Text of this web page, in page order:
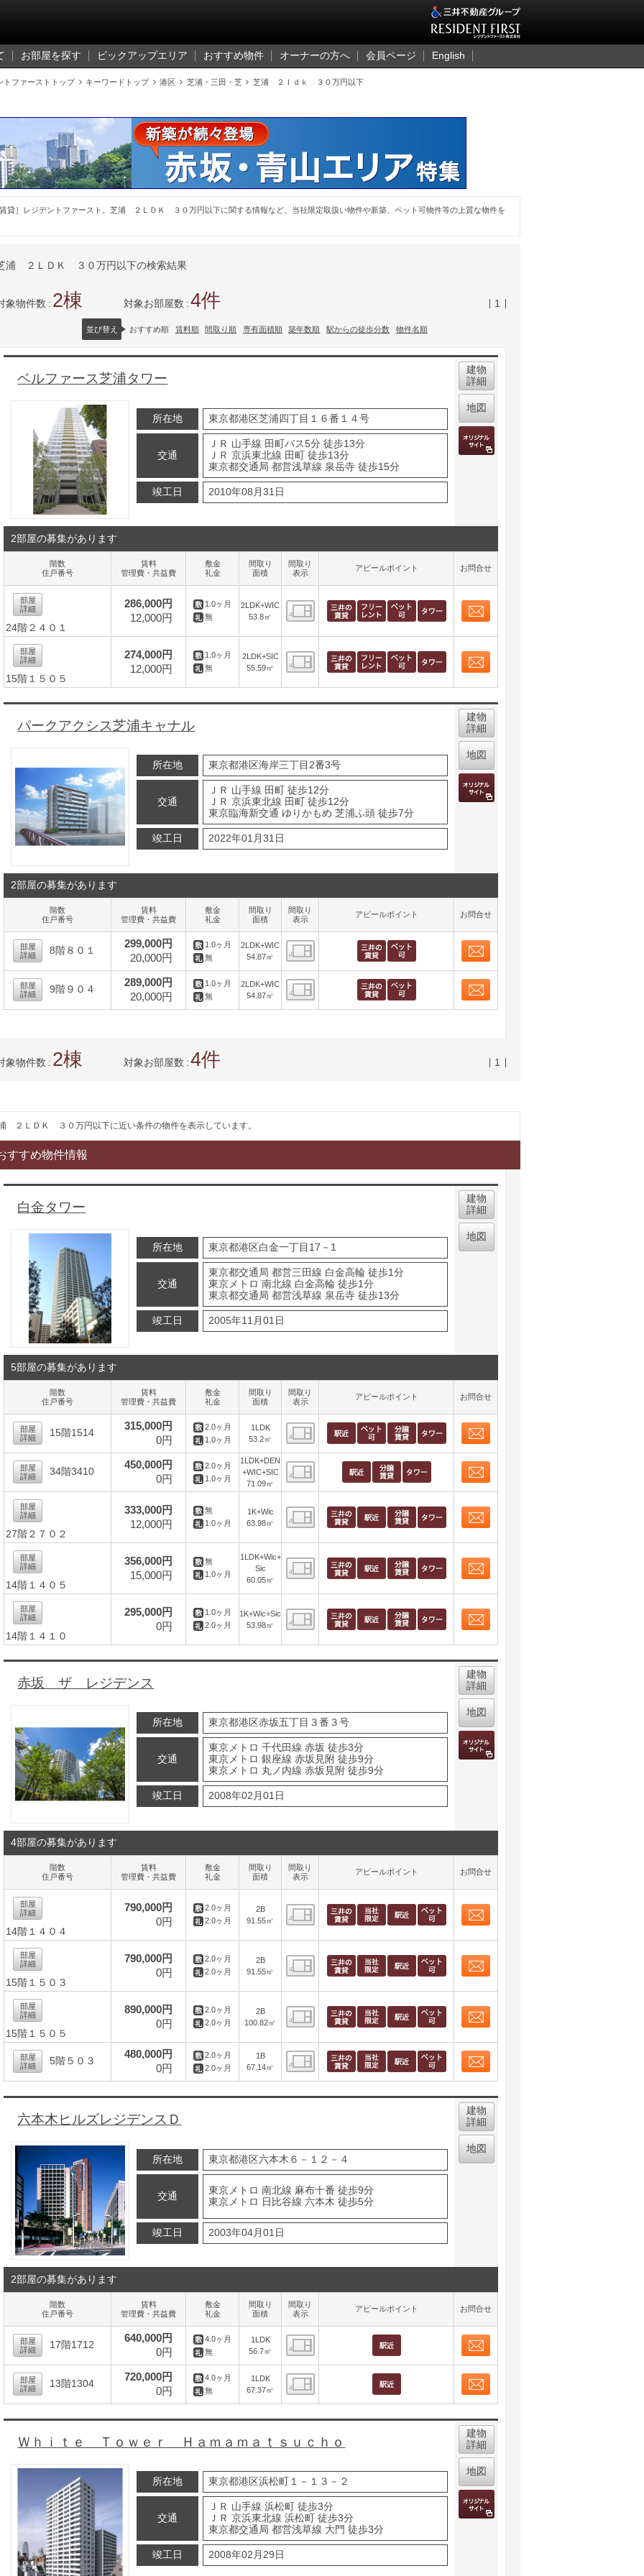
お部屋を探す ピックアップエリア おすすめ物件 オーナーの方へ 会員ページ English
トファーストトップ  キーワードトップ  港区  芝浦・三田・芝  芝浦 ２ｌｄｋ ３０万円以下
貸］レジデントファースト。芝浦 ２ＬＤＫ ３０万円以下に関する情報など、当社限定取扱い物件や新築、ペット可物件等の上質な物件を
浦 ２ＬＤＫ ３０万円以下の検索結果
象物件数 2 対象お部屋数 4 1
並び替え おすすめ順 賃料順 間取り順 専有面積順 築年数順 駅からの徒歩分数 物件名順
ベルファース芝浦タワー
所在地 東京都港区芝浦四丁目１６番１４号
交通
ＪＲ 山手線 田町バス5分 徒歩13分
ＪＲ 京浜東北線 田町 徒歩13分
東京都交通局 都営浅草線 泉岳寺 徒歩15分
竣工日 2010年08月31日
建物
詳細
地図
2部屋の募集があります
階数
住戸番号
賃料
管理費・共益費
敷金
礼金
間取り
面積
間取り
表示
アピールポイント お問合せ
部屋
詳細
24階２４０１
286,000円
12,000円
1.0ヶ月
無
2LDK+WIC
53.8㎡
部屋
詳細
15階１５０５
274,000円
12,000円
1.0ヶ月
無
2LDK+SIC
55.59㎡
パークアクシス芝浦キャナル
所在地 東京都港区海岸三丁目2番3号
交通
ＪＲ 山手線 田町 徒歩12分
ＪＲ 京浜東北線 田町 徒歩12分
東京臨海新交通 ゆりかもめ 芝浦ふ頭 徒歩7分
竣工日 2022年01月31日
建物
詳細
地図
2部屋の募集があります
階数
住戸番号
賃料
管理費・共益費
敷金
礼金
間取り
面積
間取り
表示
アピールポイント お問合せ
部屋
詳細
8階８０１
299,000円
20,000円
1.0ヶ月
無
2LDK+WIC
54.87㎡
間取り表示
部屋
詳細
9階９０４
289,000円
20,000円
1.0ヶ月
無
2LDK+WIC
54.87㎡
間取り表示
象物件数 2 対象お部屋数 4 1
２ＬＤＫ ３０万円以下に近い条件の物件を表示しています。
すすめ物件情報
白金タワー
所在地 東京都港区白金一丁目17－1
交通
東京都交通局 都営三田線 白金高輪 徒歩1分
東京メトロ 南北線 白金高輪 徒歩1分
東京都交通局 都営浅草線 泉岳寺 徒歩13分
竣工日 2005年11月01日
建物
詳細
地図
5部屋の募集があります
階数
住戸番号
賃料
管理費・共益費
敷金
礼金
間取り
面積
間取り
表示
アピールポイント お問合せ
部屋
詳細
15階1514
315,000円
0円
2.0ヶ月
1.0ヶ月
1LDK
53.2㎡
間取り表示
部屋
詳細
34階3410
450,000円
0円
2.0ヶ月
1.0ヶ月
1LDK+DEN
+WIC+SIC
71.09㎡
間取り表示
部屋
詳細
27階２７０２
333,000円
12,000円
無
1.0ヶ月
1K+Wic
63.98㎡
部屋
詳細
14階１４０５
356,000円
15,000円
無
1.0ヶ月
1LDK+Wic+
Sic
60.05㎡
部屋
詳細
14階１４１０
295,000円
0円
1.0ヶ月
2.0ヶ月
1K+Wic+Sic
53.98㎡
赤坂 ザ レジデンス
所在地 東京都港区赤坂五丁目３番３号
交通
東京メトロ 千代田線 赤坂 徒歩3分
東京メトロ 銀座線 赤坂見附 徒歩9分
東京メトロ 丸ノ内線 赤坂見附 徒歩9分
竣工日 2008年02月01日
建物
詳細
地図
4部屋の募集があります
階数
住戸番号
賃料
管理費・共益費
敷金
礼金
間取り
面積
間取り
表示
アピールポイント お問合せ
部屋
詳細
14階１４０４
790,000円
0円
2.0ヶ月
2.0ヶ月
2B
91.55㎡
部屋
詳細
15階１５０３
790,000円
0円
2.0ヶ月
2.0ヶ月
2B
91.55㎡
部屋
詳細
15階１５０５
890,000円
0円
2.0ヶ月
2.0ヶ月
2B
100.82㎡
部屋
詳細
5階５０３
480,000円
0円
2.0ヶ月
2.0ヶ月
1B
67.14㎡
間取り表示
六本木ヒルズレジデンスＤ
所在地 東京都港区六本木６－１２－４
交通
東京メトロ 南北線 麻布十番 徒歩9分
東京メトロ 日比谷線 六本木 徒歩5分
竣工日 2003年04月01日
建物
詳細
地図
2部屋の募集があります
階数
住戸番号
賃料
管理費・共益費
敷金
礼金
間取り
面積
間取り
表示
アピールポイント お問合せ
部屋
詳細
17階1712
640,000円
0円
4.0ヶ月
無
1LDK
56.7㎡
間取り表示
部屋
詳細
13階1304
720,000円
0円
4.0ヶ月
無
1LDK
67.37㎡
間取り表示
Ｗｈｉｔｅ Ｔｏｗｅｒ Ｈａｍａｍａｔｓｕｃｈｏ
所在地 東京都港区浜松町１－１３－２
交通
ＪＲ 山手線 浜松町 徒歩3分
ＪＲ 京浜東北線 浜松町 徒歩3分
東京都交通局 都営浅草線 大門 徒歩3分
竣工日 2008年02月29日
建物
詳細
地図